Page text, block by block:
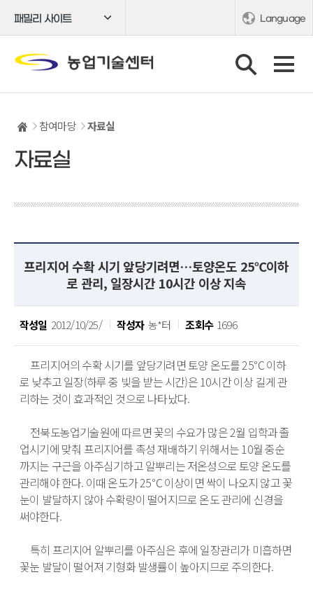
패밀리 사이트 Language
참여마당 자료실
자료실
프리지어 수확 시기 앞당기려면…토양온도 25℃이하
로 관리, 일장시간 10시간 이상 지속
작성일 2012/10/25/ 작성자 농*터 조회수 1696
프리지어의 수확 시기를 앞당기려면 토양 온도를 25℃ 이하
로 낮추고 일장(하루 중 빛을 받는 시간)은 10시간 이상 길게 관
리하는 것이 효과적인 것으로 나타났다.
전북도농업기술원에 따르면 꽃의 수요가 많은 2월 입학과 졸
업시기에 맞춰 프리지어를 촉성 재배하기 위해서는 10월 중순
까지는 구근을 아주심기하고 알뿌리는 저온성으로 토양 온도를
관리해야 한다. 이때 온도가 25℃ 이상이면 싹이 나오지 않고 꽃
눈이 발달하지 않아 수확량이 떨어지므로 온도 관리에 신경을
써야한다.
특히 프리지어 알뿌리를 아주심은 후에 일장관리가 미흡하면
꽃눈 발달이 떨어져 기형화 발생률이 높아지므로 주의한다.